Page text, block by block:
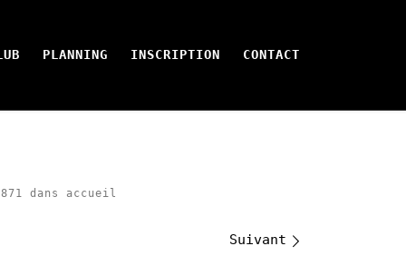
PLANNING INSCRIPTION CONTACT
dans accueil
Suivant